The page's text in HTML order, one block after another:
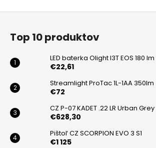
Z
Top 10 produktov
LED baterka Olight I3T EOS 180 lm
€22,61
Streamlight ProTac 1L-1AA 350lm
€72
CZ P-07 KADET .22 LR Urban Grey
€628,30
Pištoľ CZ SCORPION EVO 3 S1
€1 125